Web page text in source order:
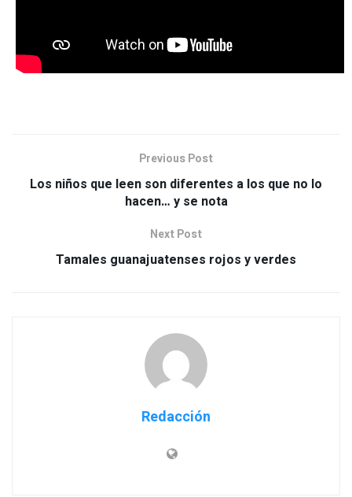
Previous Post
Los niños que leen son diferentes a los que no lo
hacen… y se nota
Next Post
Tamales guanajuatenses rojos y verdes
Redacción